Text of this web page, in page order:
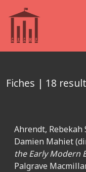
Fiches | 18
Ahrendt,
Damien Mahiet
the Early Modern
Palgrave